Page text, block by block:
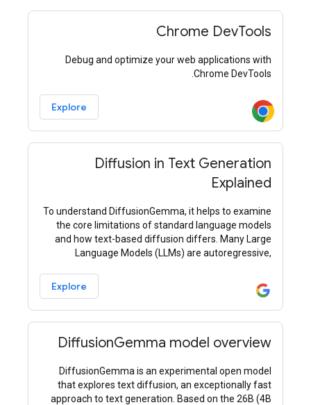
Chrome DevTools
Debug and optimize your web applications with
Chrome DevTools.
Explore
Diffusion in Text Generation
Explained
To understand DiffusionGemma, it helps to examine
the core limitations of standard language models
and how text-based diffusion differs. Many Large
Language Models (LLMs) are autoregressive,
Explore
DiffusionGemma model overview
DiffusionGemma is an experimental open model
that explores text diffusion, an exceptionally fast
approach to text generation. Based on the 26B (4B